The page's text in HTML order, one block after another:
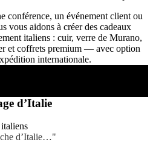
conférence, un événement client ou
vous aidons à créer des cadeaux
italiens : cuir, verre de Murano,
et coffrets premium — avec option
internationale.
d’Italie
d’Italie…"